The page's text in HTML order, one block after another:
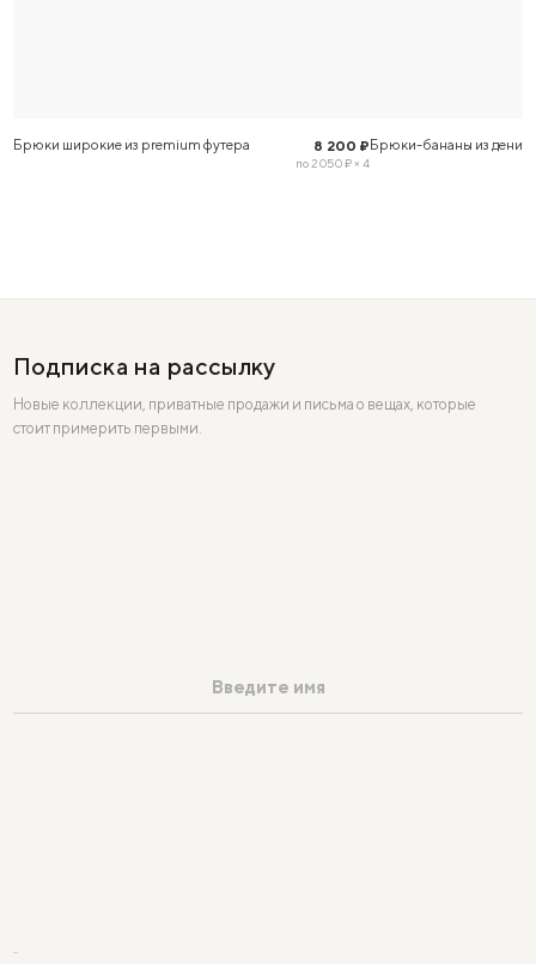
Брюки широкие из premium футера 8 200 ₽
по 2 050 ₽ × 4
Брюки-бананы из
Подписка на рассылку
Новые коллекции, приватные продажи и письма о вещах, которые
стоит примерить первыми.